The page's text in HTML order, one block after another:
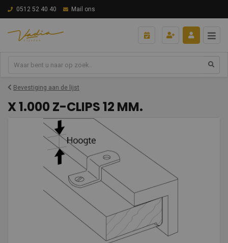
0512 52 40 40 Mail ons
Bevestiging aan de lijst
X 1.000 Z-CLIPS 12 MM.